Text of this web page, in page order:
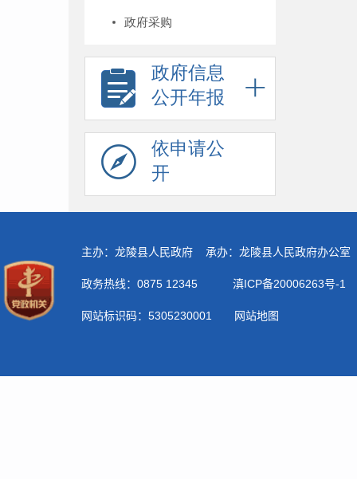
政府采购
政府信息
公开年报
依申请公
开